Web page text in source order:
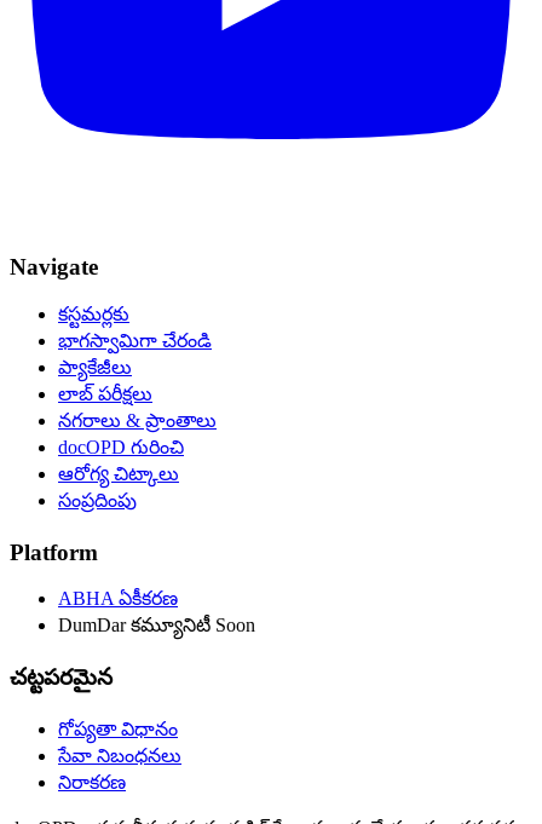
Navigate
కస్టమర్లకు
భాగస్వామిగా చేరండి
ప్యాకేజీలు
లాబ్ పరీక్షలు
నగరాలు & ప్రాంతాలు
docOPD గురించి
ఆరోగ్య చిట్కాలు
సంప్రదింపు
Platform
ABHA ఏకీకరణ
DumDar కమ్యూనిటీ Soon
చట్టపరమైన
గోప్యతా విధానం
సేవా నిబంధనలు
నిరాకరణ